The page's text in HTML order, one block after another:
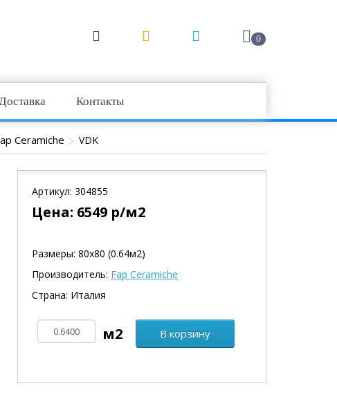
0
Контакты
Ceramiche VDK
Артикул: 304855
Цена: 6549 р/м2
Размеры: 80х80 (0.64м2)
Производитель: Fap Ceramiche
Страна: Италия
В корзину